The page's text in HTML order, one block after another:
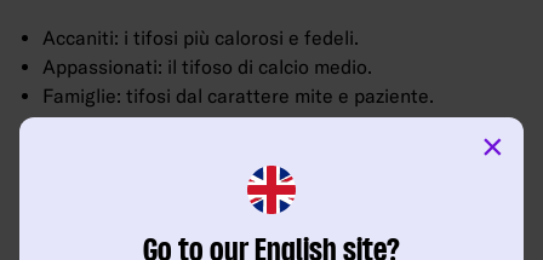
Accaniti: i tifosi più calorosi e fedeli.
Appassionati: il tifoso di calcio medio.
Famiglie: tifosi dal carattere mite e paziente.
stadio e alle strategie di marketing del club.
Casuali: tifosi meno appassionati e fedeli rispetto alla
Go to our English site?
×